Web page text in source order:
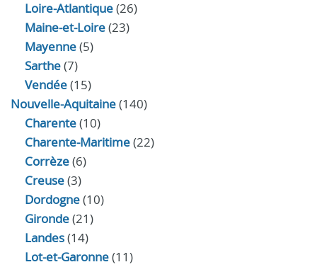
Loire-Atlantique(26)
Maine-et-Loire(23)
Mayenne(5)
Sarthe(7)
Vendée(15)
Nouvelle-Aquitaine(140)
Charente(10)
Charente-Maritime(22)
Corrèze(6)
Creuse(3)
Dordogne(10)
Gironde(21)
Landes(14)
Lot-et-Garonne(11)